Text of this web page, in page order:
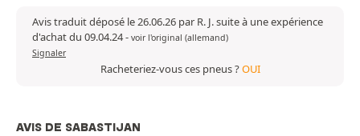
Avis traduit déposé le 26.06.26 par R. J. suite à une expérience
d'achat du 09.04.24- voir l'original (allemand)
Signaler
Racheteriez-vous ces pneus ?OUI
AVIS DE SABASTIJAN